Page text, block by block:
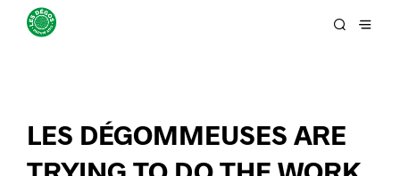
LES DÉGOMMEUSES ARE